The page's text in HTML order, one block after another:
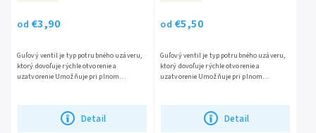
od €3,90
Detail
Guľový ventil je typ potrubného uzáveru,
ktorý dovoľuje rýchle otvorenie a
uzatvorenie Umožňuje pri plnom
od €5,50
Detail
Guľový ventil je typ potrubného uzáveru,
ktorý dovoľuje rýchle otvorenie a
uzatvorenie Umožňuje pri plnom